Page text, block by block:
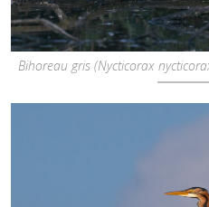
Bihoreau gris (Nycticorax